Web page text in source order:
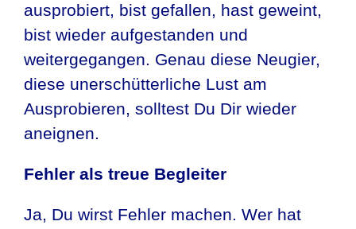
ausprobiert, bist gefallen, hast geweint,
bist wieder aufgestanden und
weitergegangen. Genau diese Neugier,
diese unerschütterliche Lust am
Ausprobieren, solltest Du Dir wieder
aneignen.
Fehler als treue Begleiter
Ja, Du wirst Fehler machen. Wer hat